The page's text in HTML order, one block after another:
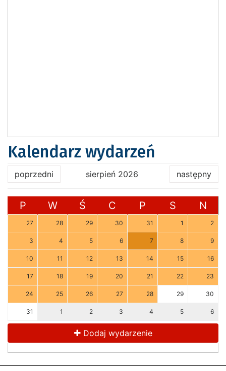
Kalendarz wydarzeń
poprzedni sierpień 2026 następny
P W Ś C P S N
27 28 29 30 31 1 2
3 4 5 6 7 8 9
10 11 12 13 14 15 16
17 18 19 20 21 22 23
24 25 26 27 28 29 30
31 1 2 3 4 5 6
Dodaj wydarzenie